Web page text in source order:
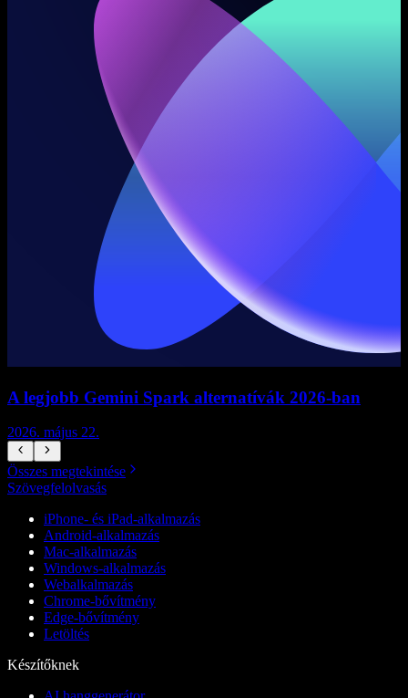
A legjobb Gemini Spark alternatívák 2026-ban
2026. május 22.
Összes megtekintése
Szövegfelolvasás
iPhone- és iPad-alkalmazás
Android-alkalmazás
Mac-alkalmazás
Windows-alkalmazás
Webalkalmazás
Chrome-bővítmény
Edge-bővítmény
Letöltés
Készítőknek